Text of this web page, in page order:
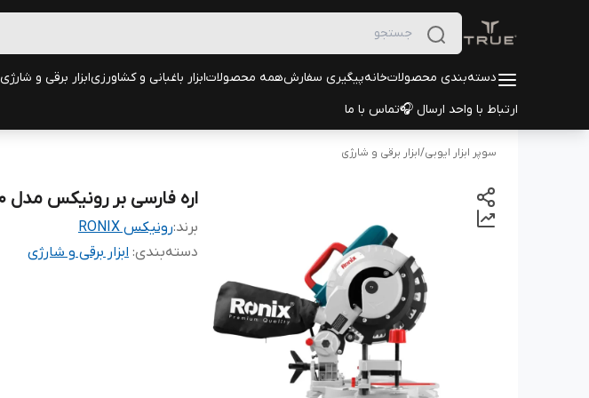
دسته‌بندی محصولاتخانهپیگیری سفارشهمه محصولاتابزار باغبانی و کشاورزیابزار برقی و شارژی
ارتباط با واحد ارسال 🎧تماس با ما
سوپر ابزار ایوبی/ابزار برقی و شارژی
اره فارسی بر رونیکس مدل 5100
برند:رونیکس RONIX
دسته‌بندی: ابزار برقی و شارژی